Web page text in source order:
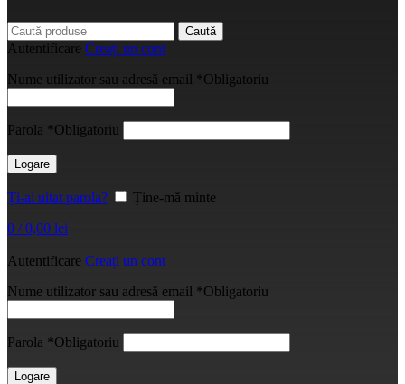
Caută
Autentificare Creați un cont
Nume utilizator sau adresă email *Obligatoriu
Parola *Obligatoriu
Logare
Ți-ai uitat parola?
Ține-mă minte
0 / 0,00 lei
Autentificare Creați un cont
Nume utilizator sau adresă email *Obligatoriu
Parola *Obligatoriu
Logare